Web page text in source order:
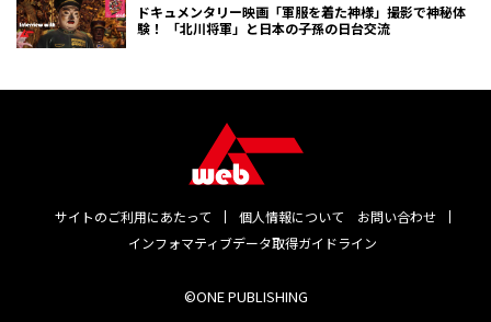
ドキュメンタリー映画「軍服を着た神様」撮影で神秘体
験！ 「北川将軍」と日本の子孫の日台交流
サイトのご利用にあたって 個人情報について
お問い合わせ
インフォマティブデータ取得ガイドライン
©ONE PUBLISHING